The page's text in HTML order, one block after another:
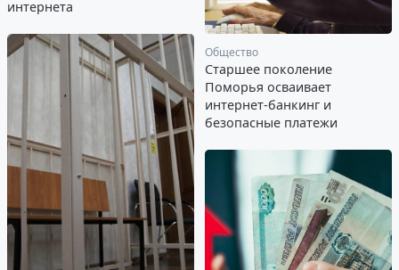
интернета
Общество
Старшее поколение
Поморья осваивает
интернет-банкинг и
безопасные платежи